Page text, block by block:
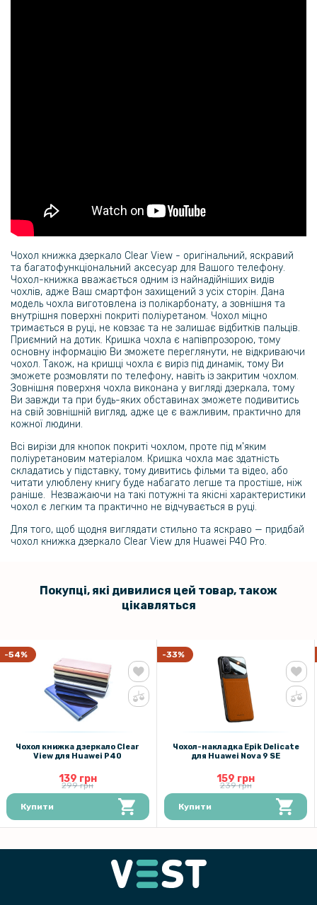
299 грн
Гідрогелева плівка iNobi Matte для Huawei P40 Pro на задню
панель, Матова
Чохол книжка дзеркало Clear View - оригінальний, яскравий
та багатофункціональний аксесуар для Вашого телефону.
Чохол-книжка вважається одним із найнадійніших видів
чохлів, адже Ваш смартфон захищений з усіх сторін. Дана
модель чохла виготовлена із полікарбонату, а зовнішня та
внутрішня поверхні покриті поліуретаном. Чохол міцно
тримається в руці, не ковзає та не залишає відбитків пальців.
Приємний на дотик. Кришка чохла є напівпрозорою, тому
основну інформацію Ви зможете переглянути, не відкриваючи
чохол. Також, на кришці чохла є виріз під динамік, тому Ви
зможете розмовляти по телефону, навіть із закритим чохлом.
Зовнішня поверхня чохла виконана у вигляді дзеркала, тому
Ви завжди та при будь-яких обставинах зможете подивитись
на свій зовнішній вигляд, адже це є важливим, практично для
кожної людини.
Всі вирізи для кнопок покриті чохлом, проте під м'яким
поліуретановим матеріалом. Кришка чохла має здатність
складатись у підставку, тому дивитись фільми та відео, або
читати улюблену книгу буде набагато легше та простіше, ніж
раніше. Незважаючи на такі потужні та якісні характеристики
чохол є легким та практично не відчувається в руці.
Для того, щоб щодня виглядати стильно та яскраво — придбай
чохол книжка дзеркало Clear View для Huawei P40 Pro.
Покупці, які дивилися цей товар, також
цікавляться
-54%
Чохол книжка дзеркало Clear
View для Huawei P40
139 грн
299 грн
Купити
-33%
Чохол-накладка Epik Delicate
для Huawei Nova 9 SE
159 грн
239 грн
Купити